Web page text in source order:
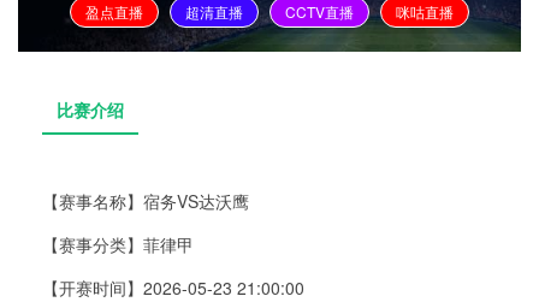
盈点直播 超清直播 CCTV直播 咪咕直播
比赛介绍
【赛事名称】 宿务VS达沃鹰
【赛事分类】 菲律甲
【开赛时间】 2026-05-23 21:00:00